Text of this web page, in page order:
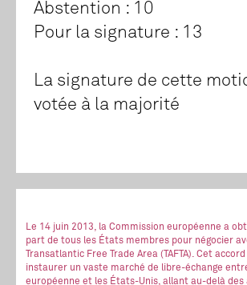
Abstention : 10
Pour la signature : 13
La signature de cette
votée à la majorité
Le 14 juin 2013, la Commission européenne a
part de tous les États membres pour négocier
Transatlantic Free Trade Area (TAFTA). Cet
instaurer un vaste marché de libre-échange entre
européenne et les États-Unis, allant au-delà des